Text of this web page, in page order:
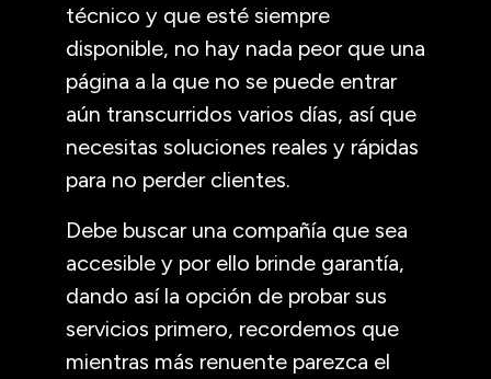
técnico y que esté siempre
disponible, no hay nada peor que una
página a la que no se puede entrar
aún transcurridos varios días, así que
necesitas soluciones reales y rápidas
para no perder clientes.
Debe buscar una compañía que sea
accesible y por ello brinde garantía,
dando así la opción de probar sus
servicios primero, recordemos que
mientras más renuente parezca el